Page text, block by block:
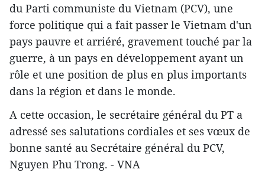
du Parti communiste du Vietnam (PCV), une
force politique qui a fait passer le Vietnam d'un
pays pauvre et arriéré, gravement touché par la
guerre, à un pays en développement ayant un
rôle et une position de plus en plus importants
dans la région et dans le monde.
A cette occasion, le secrétaire général du PT a
adressé ses salutations cordiales et ses vœux de
bonne santé au Secrétaire général du PCV,
Nguyen Phu Trong. - VNA